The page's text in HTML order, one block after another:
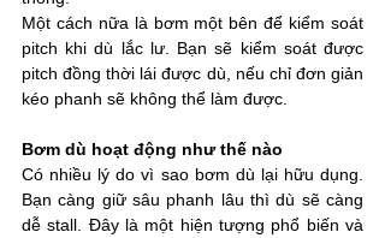
Một cách nữa là bơm một bên để kiểm soát
pitch khi dù lắc lư. Bạn sẽ kiểm soát được
pitch đồng thời lái được dù, nếu chỉ đơn giản
kéo phanh sẽ không thể làm được.
Bơm dù hoạt động như thế nào
Có nhiều lý do vì sao bơm dù lại hữu dụng.
Bạn càng giữ sâu phanh lâu thì dù sẽ càng
dễ stall. Đây là một hiện tượng phổ biến và